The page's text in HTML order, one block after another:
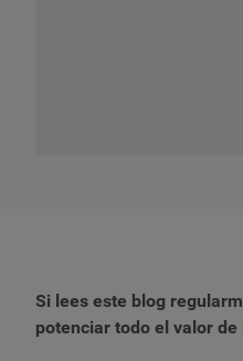
Si lees este blog
potenciar todo el valor